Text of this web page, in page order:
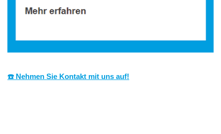
☎️ Nehmen Sie Kontakt mit uns auf!